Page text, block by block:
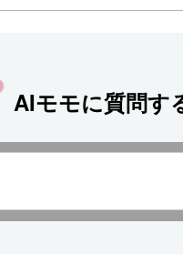
AIモモに質問す